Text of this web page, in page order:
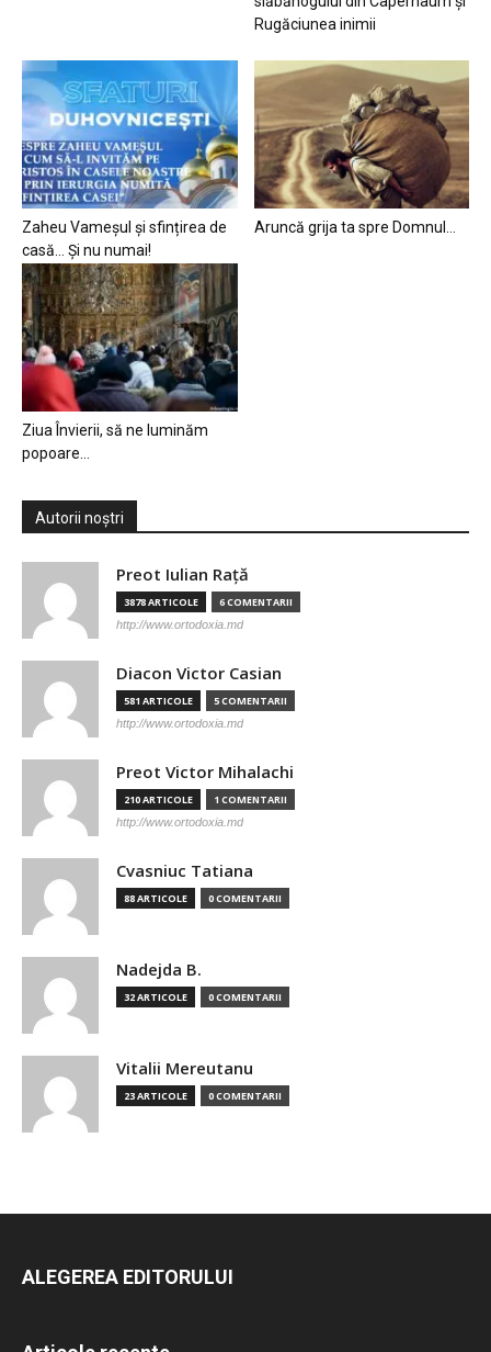
Rugăciunea inimii
Zaheu Vameșul și sfințirea de
casă… Și nu numai!
Aruncă grija ta spre Domnul…
Ziua Învierii, să ne luminăm
popoare…
Autorii noștri
Preot Iulian Raţă
3878 ARTICOLE 6 COMENTARII
http://www.ortodoxia.md
Diacon Victor Casian
581 ARTICOLE 5 COMENTARII
http://www.ortodoxia.md
Preot Victor Mihalachi
210 ARTICOLE 1 COMENTARII
http://www.ortodoxia.md
Cvasniuc Tatiana
88 ARTICOLE 0 COMENTARII
Nadejda B.
32 ARTICOLE 0 COMENTARII
Vitalii Mereutanu
23 ARTICOLE 0 COMENTARII
ALEGEREA EDITORULUI